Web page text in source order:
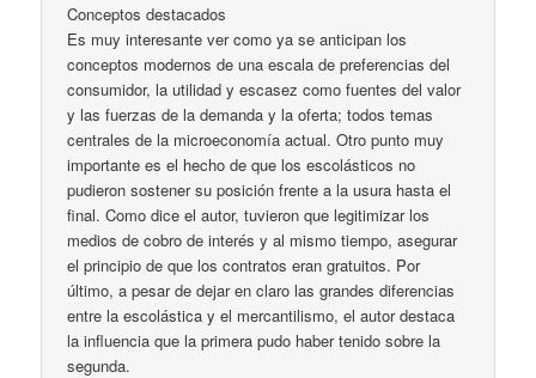
Conceptos destacados
Es muy interesante ver como ya se anticipan los
conceptos modernos de una escala de preferencias del
consumidor, la utilidad y escasez como fuentes del valor
y las fuerzas de la demanda y la oferta; todos temas
centrales de la microeconomía actual. Otro punto muy
importante es el hecho de que los escolásticos no
pudieron sostener su posición frente a la usura hasta el
final. Como dice el autor, tuvieron que legitimizar los
medios de cobro de interés y al mismo tiempo, asegurar
el principio de que los contratos eran gratuitos. Por
último, a pesar de dejar en claro las grandes diferencias
entre la escolástica y el mercantilismo, el autor destaca
la influencia que la primera pudo haber tenido sobre la
segunda.